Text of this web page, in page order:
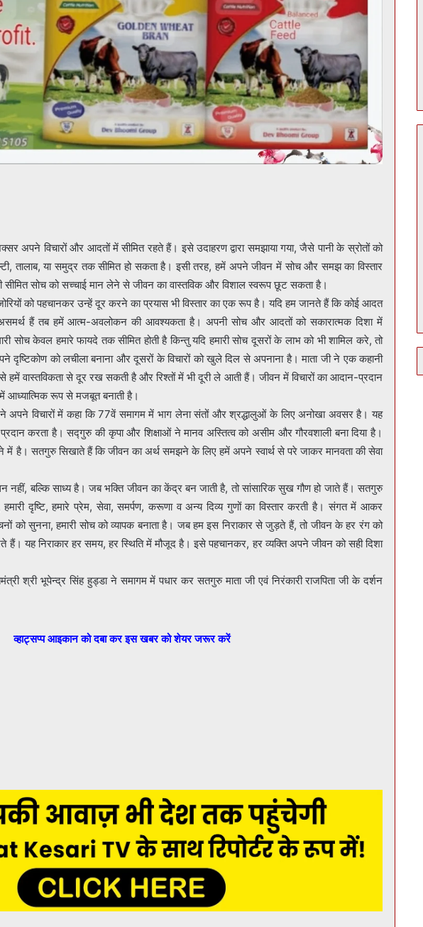
अपने विचारों और आदतों में सीमित रहते हैं। इसे उदाहरण द्वारा समझाया गया, जैसे पानी के स्रोतों को
तालाब, या समुद्र तक सीमित हो सकता है। इसी तरह, हमें अपने जीवन में सोच और समझ का विस्तार
सोच को सच्चाई मान लेने से जीवन का वास्तविक और विशाल स्वरूप छूट सकता है।
को पहचानकर उन्हें दूर करने का प्रयास भी विस्तार का एक रूप है। यदि हम जानते हैं कि कोई आदत
हैं तब हमें आत्म-अवलोकन की आवश्यकता है। अपनी सोच और आदतों को सकारात्मक दिशा में
सोच केवल हमारे फायदे तक सीमित होती है किन्तु यदि हमारी सोच दूसरों के लाभ को भी शामिल करे, तो
दृष्टिकोण को लचीला बनाना और दूसरों के विचारों को खुले दिल से अपनाना है। माता जी ने एक कहानी
हमें वास्तविकता से दूर रख सकती है और रिश्तों में भी दूरी ले आती हैं। जीवन में विचारों का आदान-प्रदान
आध्यात्मिक रूप से मजबूत बनाती है।
ने अपने विचारों में कहा कि 77वें समागम में भाग लेना संतों और श्रद्धालुओं के लिए अनोखा अवसर है। यह
करता है। सद्गुरु की कृपा और शिक्षाओं ने मानव अस्तित्व को असीम और गौरवशाली बना दिया है।
में है। सतगुरु सिखाते हैं कि जीवन का अर्थ समझने के लिए हमें अपने स्वार्थ से परे जाकर मानवता की सेवा
बल्कि साध्य है। जब भक्ति जीवन का केंद्र बन जाती है, तो सांसारिक सुख गौण हो जाते हैं। सतगुरु
हमारी दृष्टि, हमारे प्रेम, सेवा, समर्पण, करूणा व अन्य दिव्य गुणों का विस्तार करती है। संगत में आकर
को सुनना, हमारी सोच को व्यापक बनाता है। जब हम इस निराकार से जुड़ते हैं, तो जीवन के हर रंग को
यह निराकार हर समय, हर स्थिति में मौजूद है। इसे पहचानकर, हर व्यक्ति अपने जीवन को सही दिशा
श्री भूपेन्द्र सिंह हुड्डा ने समागम में पधार कर सतगुरु माता जी एवं निरंकारी राजपिता जी के दर्शन
व्हाट्सप्प आइकान को दबा कर इस खबर को शेयर जरूर करें